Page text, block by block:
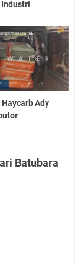
Industri
Ady
Batubara